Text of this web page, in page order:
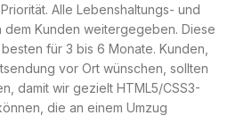
Alle Lebenshaltungs- und
Kunden weitergegeben. Diese
für 3 bis 6 Monate. Kunden,
vor Ort wünschen, sollten
damit wir gezielt HTML5/CSS3-
die an einem Umzug